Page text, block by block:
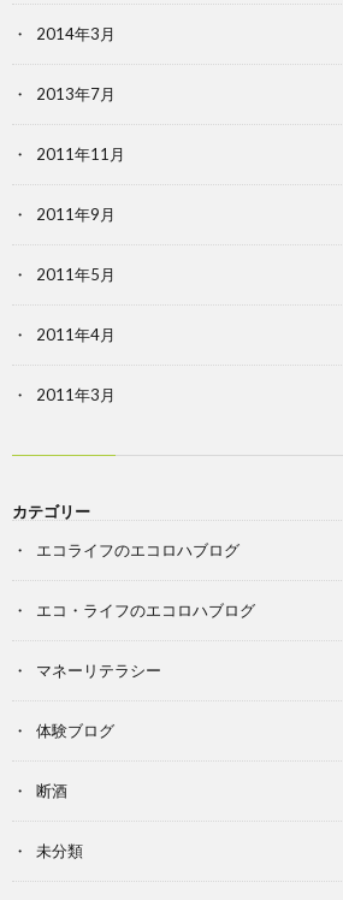
2014年3月
2013年7月
2011年11月
2011年9月
2011年5月
2011年4月
2011年3月
カテゴリー
エコライフのエコロハブログ
エコ・ライフのエコロハブログ
マネーリテラシー
体験ブログ
断酒
未分類